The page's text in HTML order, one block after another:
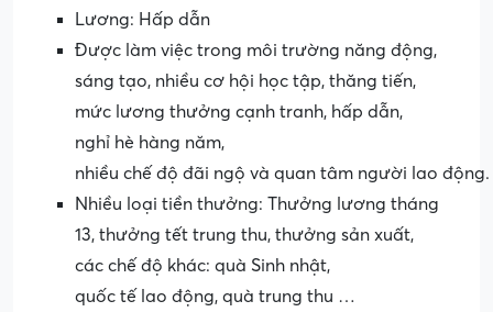
Lương: Hấp dẫn
Được làm việc trong môi trường năng động,
sáng tạo, nhiều cơ hội học tập, thăng tiến,
mức lương thưởng cạnh tranh, hấp dẫn,
nghỉ hè hàng năm,
nhiều chế độ đãi ngộ và quan tâm người lao động.
Nhiều loại tiền thưởng: Thưởng lương tháng
13, thưởng tết trung thu, thưởng sản xuất,
các chế độ khác: quà Sinh nhật,
quốc tế lao động, quà trung thu …